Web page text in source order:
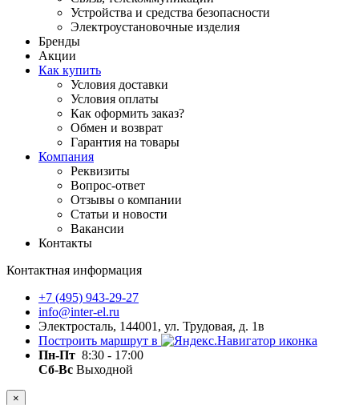
Устройства и средства безопасности
Электроустановочные изделия
Бренды
Акции
Как купить
Условия доставки
Условия оплаты
Как оформить заказ?
Обмен и возврат
Гарантия на товары
Компания
Реквизиты
Вопрос-ответ
Отзывы о компании
Статьи и новости
Вакансии
Контакты
Контактная информация
+7 (495) 943-29-27
info@inter-el.ru
Электросталь, 144001, ул. Трудовая, д. 1в
Построить маршрут в
Пн-Пт 8:30 - 17:00
Сб-Вс Выходной
×